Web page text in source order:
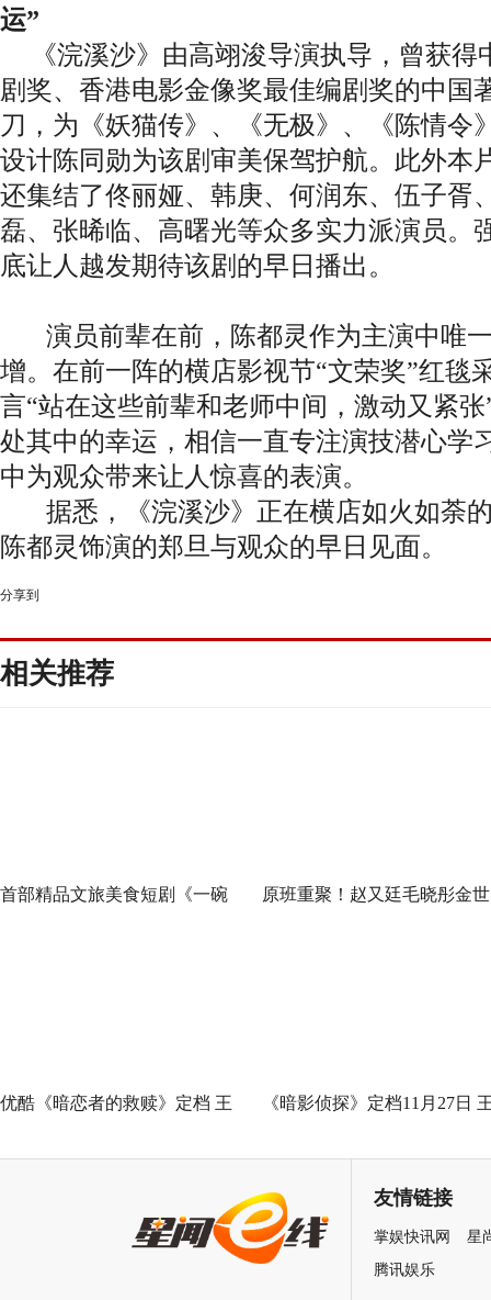
运”
《浣溪沙》由高翊浚导演执导，曾获
剧奖、香港电影金像奖最佳编剧奖的中国
刀，为《妖猫传》、《无极》、《陈情令
设计陈同勋为该剧审美保驾护航。此外本
还集结了佟丽娅、韩庚、何润东、伍子胥
磊、张晞临、高曙光等众多实力派演员。
底让人越发期待该剧的早日播出。
演员前辈在前，陈都灵作为主演中唯
增。在前一阵的横店影视节“文荣奖”红毯
言“站在这些前辈和老师中间，激动又紧
处其中的幸运，相信一直专注演技潜心学
中为观众带来让人惊喜的表演。
据悉，《浣溪沙》正在横店如火如荼
陈都灵饰演的郑旦与观众的早日见面。
分享到
相关推荐
首部精品文旅美食短剧《一碗 原班重聚！赵又廷毛晓彤金世
优酷《暗恋者的救赎》定档 王 《暗影侦探》定档11月27日
友情链接
掌娱快讯网
星
腾讯娱乐